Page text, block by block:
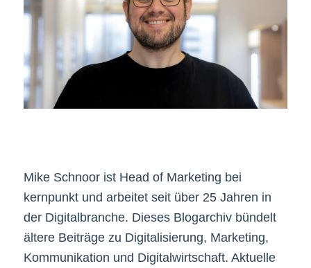
Mike Schnoor ist Head of Marketing bei
kernpunkt und arbeitet seit über 25 Jahren in
der Digitalbranche. Dieses Blogarchiv bündelt
ältere Beiträge zu Digitalisierung, Marketing,
Kommunikation und Digitalwirtschaft. Aktuelle